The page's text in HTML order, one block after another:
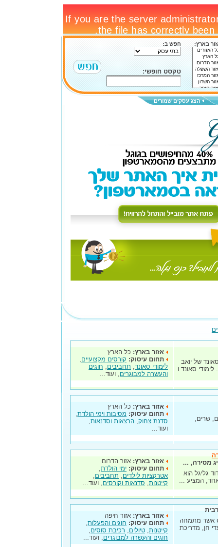
בארץ: חפש ב:
טקסט חופשי:
הצג עסקים שמורים
של יואב
סאונד ו
אזור בארץ: כל הארץ
תחום עיסוק: קורסים מקצועיים,
לימודי סאונד, תחביבים, חוגים
והעשרה למבוגרים, ועוד...
שרים,
אזור בארץ: כל הארץ
תחום עיסוק: מסיבות וימי הולדת,
סדנת צחוק, הרצאות וסדנאות,
ועוד...
מסירה, ...
גליגל הוא
המציע ...
אזור בארץ: אזור הדרום
תחום עיסוק: ימי הולדת,
אטרקציות לילדים, תחביבים,
קייטנות, סדנאות וקורסים, ועוד...
ע"י אלכס אשר מתמחה
חן, מדריכת
אזור בארץ: אזור חיפה
תחום עיסוק: חוגים והפעלות,
קייטנות, טיולים, רכיבת סוסים,
חוגים והעשרה למבוגרים, ועוד...